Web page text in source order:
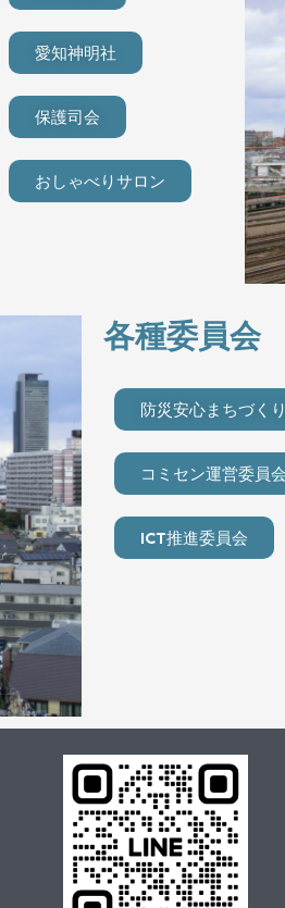
愛知神明社
保護司会
おしゃべりサロン
各種委員会
防災安心まちづく
コミセン運営委員会
ICT推進委員会